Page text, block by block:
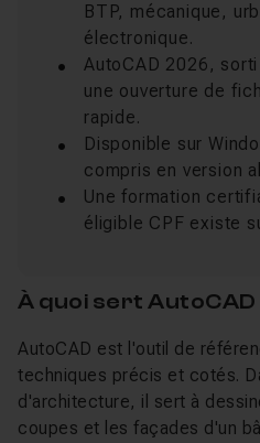
BTP, mécanique,
électronique.
AutoCAD 2026,
une ouverture de
rapide.
Disponible sur
compris en version
Une formation
éligible CPF existe
À quoi sert
AutoCAD est l'outil de
techniques précis et cotés.
d'architecture, il sert à
coupes et les façades d'un